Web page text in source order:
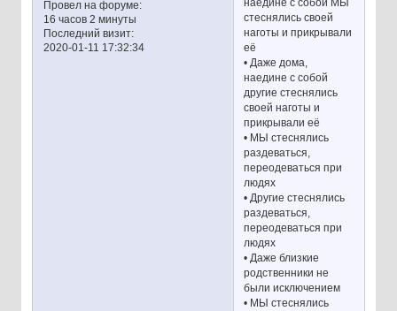
Провел на форуме:
16 часов 2 минуты
Последний визит:
2020-01-11 17:32:34
наедине с собой МЫ
стеснялись своей
наготы и прикрывали
её
• Даже дома,
наедине с собой
другие стеснялись
своей наготы и
прикрывали её
• МЫ стеснялись
раздеваться,
переодеваться при
людях
• Другие стеснялись
раздеваться,
переодеваться при
людях
• Даже близкие
родственники не
были исключением
• МЫ стеснялись